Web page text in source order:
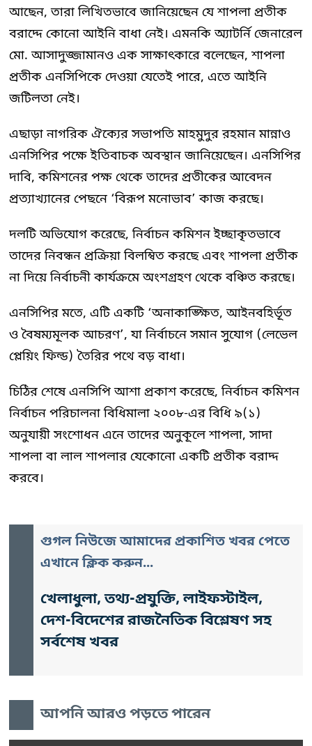
আছেন, তারা লিখিতভাবে জানিয়েছেন যে শাপলা প্রতীক
বরাদ্দে কোনো আইনি বাধা নেই। এমনকি অ্যাটর্নি জেনারেল
মো. আসাদুজ্জামানও এক সাক্ষাৎকারে বলেছেন, শাপলা
প্রতীক এনসিপিকে দেওয়া যেতেই পারে, এতে আইনি
জটিলতা নেই।
এছাড়া নাগরিক ঐক্যের সভাপতি মাহমুদুর রহমান মান্নাও
এনসিপির পক্ষে ইতিবাচক অবস্থান জানিয়েছেন। এনসিপির
দাবি, কমিশনের পক্ষ থেকে তাদের প্রতীকের আবেদন
প্রত্যাখ্যানের পেছনে ‘বিরূপ মনোভাব’ কাজ করছে।
দলটি অভিযোগ করেছে, নির্বাচন কমিশন ইচ্ছাকৃতভাবে
তাদের নিবন্ধন প্রক্রিয়া বিলম্বিত করছে এবং শাপলা প্রতীক
না দিয়ে নির্বাচনী কার্যক্রমে অংশগ্রহণ থেকে বঞ্চিত করছে।
এনসিপির মতে, এটি একটি ‘অনাকাঙ্ক্ষিত, আইনবহির্ভূত
ও বৈষম্যমূলক আচরণ’, যা নির্বাচনে সমান সুযোগ (লেভেল
প্লেয়িং ফিল্ড) তৈরির পথে বড় বাধা।
চিঠির শেষে এনসিপি আশা প্রকাশ করেছে, নির্বাচন কমিশন
নির্বাচন পরিচালনা বিধিমালা ২০০৮-এর বিধি ৯(১)
অনুযায়ী সংশোধন এনে তাদের অনুকূলে শাপলা, সাদা
শাপলা বা লাল শাপলার যেকোনো একটি প্রতীক বরাদ্দ
করবে।
গুগল নিউজে আমাদের প্রকাশিত খবর পেতে
এখানে ক্লিক করুন...
খেলাধুলা, তথ্য-প্রযুক্তি, লাইফস্টাইল,
দেশ-বিদেশের রাজনৈতিক বিশ্লেষণ সহ
সর্বশেষ খবর
আপনি আরও পড়তে পারেন